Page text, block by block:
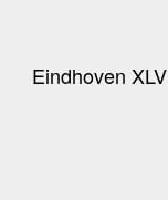
Eindhoven XLV